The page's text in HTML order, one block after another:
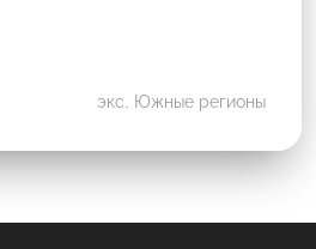
экс. Южные регионы